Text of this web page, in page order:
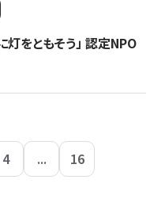
をともそう」 認定NPO
4 ... 16